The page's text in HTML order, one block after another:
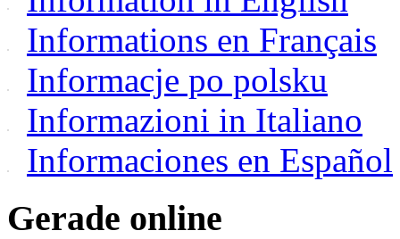
Informations en Français
Informacje po polsku
Informazioni in Italiano
Informaciones en Español
Gerade online